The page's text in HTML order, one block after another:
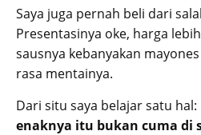
Saya juga pernah beli dari
Presentasinya oke, harga
sausnya kebanyakan
rasa mentainya.
Dari situ saya belajar satu hal:
enaknya itu bukan cuma di